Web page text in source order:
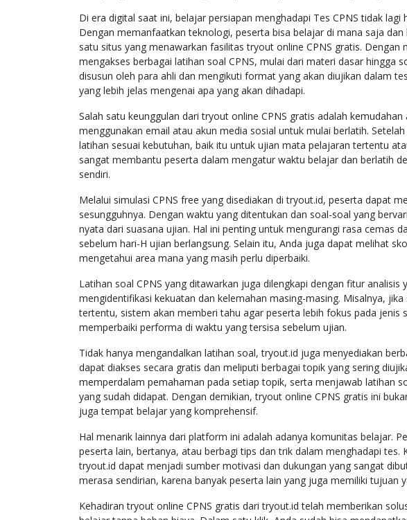
Di era digital saat ini, belajar persiapan menghadapi Tes CPNS tidak lagi
Dengan memanfaatkan teknologi, peserta bisa belajar di mana saja
satu situs yang menawarkan fasilitas tryout online CPNS gratis.
mengakses berbagai latihan soal CPNS, mulai dari materi dasar hingga
disusun oleh para ahli dan mengikuti format yang akan diujikan dalam
yang lebih jelas mengenai apa yang akan dihadapi.
Salah satu keunggulan dari tryout online CPNS gratis adalah
menggunakan email atau akun media sosial untuk mulai berlatih.
latihan sesuai kebutuhan, baik itu untuk ujian mata pelajaran tertentu
sangat membantu peserta dalam mengatur waktu belajar dan berlatih
sendiri.
Melalui simulasi CPNS free yang disediakan di tryout.id, peserta dapat
sesungguhnya. Dengan waktu yang ditentukan dan soal-soal yang
nyata dari suasana ujian. Hal ini penting untuk mengurangi rasa cemas
sebelum hari-H ujian berlangsung. Selain itu, Anda juga dapat melihat
mengetahui area mana yang masih perlu diperbaiki.
Latihan soal CPNS yang ditawarkan juga dilengkapi dengan fitur
mengidentifikasi kekuatan dan kelemahan masing-masing. Misalnya,
tertentu, sistem akan memberi tahu agar peserta lebih fokus pada jenis
memperbaiki performa di waktu yang tersisa sebelum ujian.
Tidak hanya mengandalkan latihan soal, tryout.id juga menyediakan
dapat diakses secara gratis dan meliputi berbagai topik yang sering
memperdalam pemahaman pada setiap topik, serta menjawab latihan
yang sudah didapat. Dengan demikian, tryout online CPNS gratis ini
juga tempat belajar yang komprehensif.
Hal menarik lainnya dari platform ini adalah adanya komunitas belajar.
peserta lain, bertanya, atau berbagi tips dan trik dalam menghadapi tes.
tryout.id dapat menjadi sumber motivasi dan dukungan yang sangat
merasa sendirian, karena banyak peserta lain yang juga memiliki tujuan
Kehadiran tryout online CPNS gratis dari tryout.id telah memberikan